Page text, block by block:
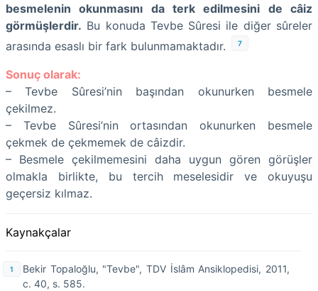
besmelenin okunmasını da terk edilmesini de câiz
görmüşlerdir. Bu konuda Tevbe Sûresi ile diğer sûreler
arasında esaslı bir fark bulunmamaktadır.
7
Sonuç olarak:
– Tevbe Sûresi’nin başından okunurken besmele
çekilmez.
– Tevbe Sûresi’nin ortasından okunurken besmele
çekmek de çekmemek de câizdir.
– Besmele çekilmemesini daha uygun gören görüşler
olmakla birlikte, bu tercih meselesidir ve okuyuşu
geçersiz kılmaz.
Kaynakçalar
Bekir Topaloğlu, "Tevbe", TDV İslâm Ansiklopedisi, 2011,
c. 40, s. 585.